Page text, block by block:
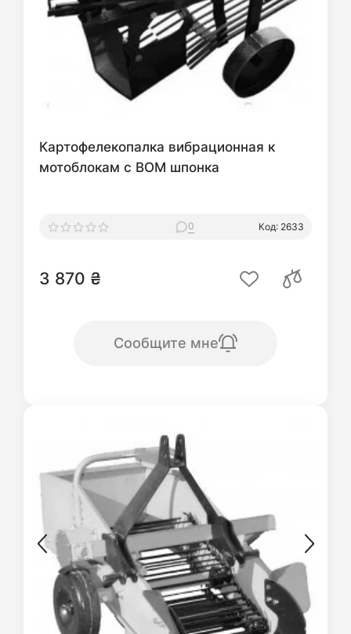
Картофелекопалка вибрационная к
мотоблокам с ВОМ шпонка
0 Код: 2633
3 870 ₴
Сообщите мне